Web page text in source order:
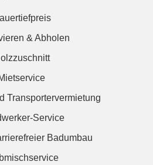
& Abholen
Transportervermietung
Service
Badumbau